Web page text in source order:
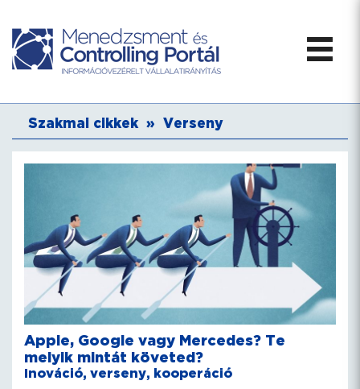
Szakmai cikkek » Verseny
Apple, Google vagy Mercedes? Te
melyik mintát követed?
Inováció, verseny, kooperáció